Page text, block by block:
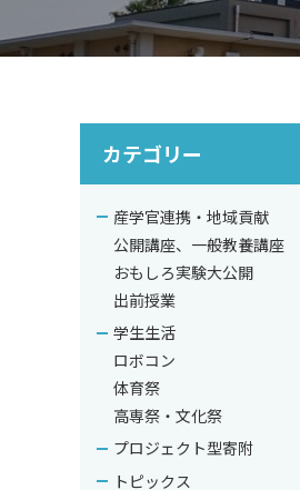
カテゴリー
産学官連携・地域貢献
公開講座、一般教養講座
おもしろ実験大公開
出前授業
学生生活
ロボコン
体育祭
高専祭・文化祭
プロジェクト型寄附
トピックス